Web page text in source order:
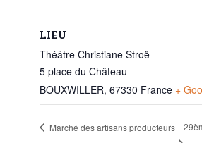
LIEU
Théâtre Christiane Stroë
5 place du Château
BOUXWILLER, 67330 France +
Marché des artisans producteurs